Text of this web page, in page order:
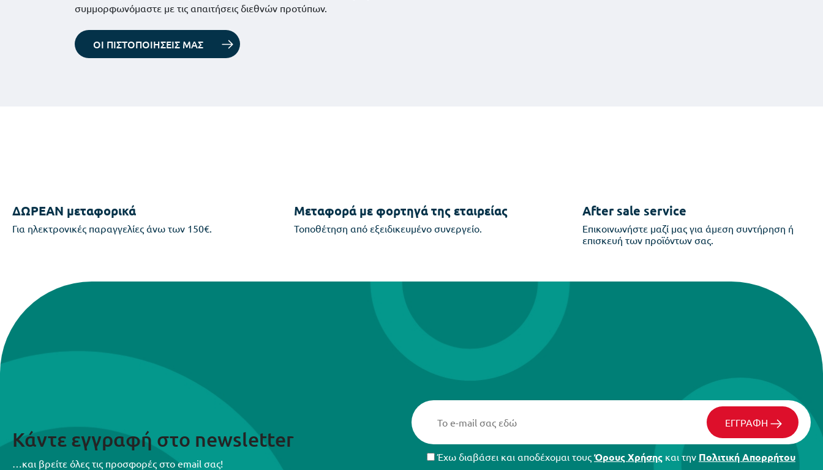
συμμορφωνόμαστε με τις απαιτήσεις διεθνών προτύπων.
ΟΙ ΠΙΣΤΟΠΟΙΗΣΕΙΣ ΜΑΣ
ΔΩΡΕΑΝ μεταφορικά
Για ηλεκτρονικές παραγγελίες άνω των 150€.
Μεταφορά με φορτηγά της εταιρείας
Τοποθέτηση από εξειδικευμένο συνεργείο.
After sale service
Επικοινωνήστε μαζί μας για άμεση συντήρηση ή
επισκευή των προϊόντων σας.
Κάντε εγγραφή στο newsletter
…και βρείτε όλες τις προσφορές στο email σας!
ΕΓΓΡΑΦΗ
Έχω διαβάσει και αποδέχομαι τους Όρους Χρήσης και την Πολιτική Απορρήτου